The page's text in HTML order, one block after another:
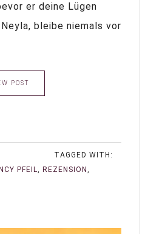
er deine Lügen
bleibe niemals vor
POST
TAGGED WITH:
PFEIL REZENSION